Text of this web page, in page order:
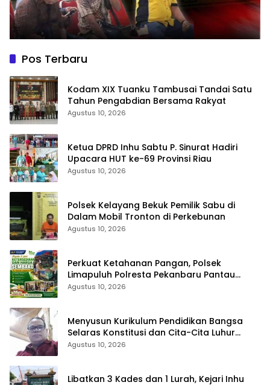
Pos Terbaru
Kodam XIX Tuanku Tambusai Tandai Satu
Tahun Pengabdian Bersama Rakyat
Agustus 10, 2026
Ketua DPRD Inhu Sabtu P. Sinurat Hadiri
Upacara HUT ke-69 Provinsi Riau
Agustus 10, 2026
Polsek Kelayang Bekuk Pemilik Sabu di
Dalam Mobil Tronton di Perkebunan
Agustus 10, 2026
Perkuat Ketahanan Pangan, Polsek
Limapuluh Polresta Pekanbaru Pantau
Harga Sembako di Pasar
Agustus 10, 2026
Menyusun Kurikulum Pendidikan Bangsa
Selaras Konstitusi dan Cita-Cita Luhur
Bangsa
Agustus 10, 2026
Libatkan 3 Kades dan 1 Lurah, Kejari Inhu